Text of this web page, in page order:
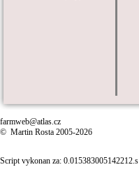
farmweb@atlas.cz
© Martin Rosta 2005-2026
Script vykonan za: 0.015383005142212.s